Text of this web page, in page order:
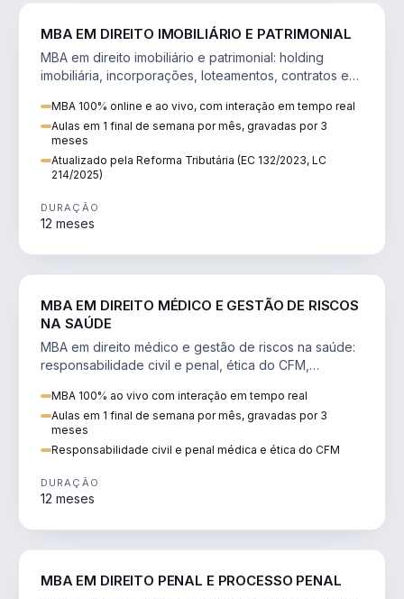
MBA EM DIREITO IMOBILIÁRIO E PATRIMONIAL
MBA em direito imobiliário e patrimonial: holding
imobiliária, incorporações, loteamentos, contratos e
MBA 100% online e ao vivo, com interação em tempo real
Aulas em 1 final de semana por mês, gravadas por 3
meses
Atualizado pela Reforma Tributária (EC 132/2023, LC
214/2025)
DURAÇÃO
12 meses
MBA EM DIREITO MÉDICO E GESTÃO DE RISCOS
NA SAÚDE
MBA em direito médico e gestão de riscos na saúde:
responsabilidade civil e penal, ética do CFM,
MBA 100% ao vivo com interação em tempo real
Aulas em 1 final de semana por mês, gravadas por 3
meses
Responsabilidade civil e penal médica e ética do CFM
DURAÇÃO
12 meses
MBA EM DIREITO PENAL E PROCESSO PENAL